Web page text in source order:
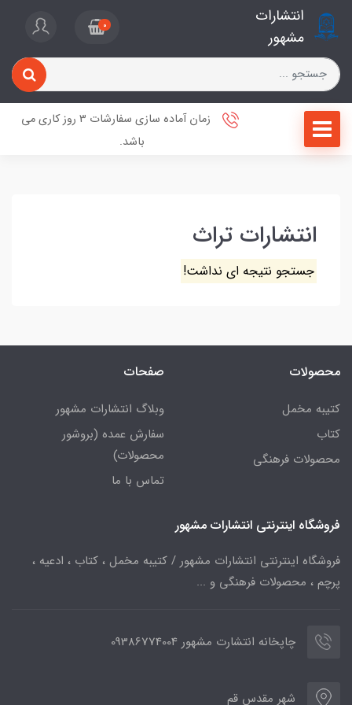
انتشارات
مشهور
0
زمان آماده سازی سفارشات 3 روز کاری می
باشد.
انتشارات تراث
جستجو نتیجه ای نداشت!
محصولات
کتیبه مخمل
کتاب
محصولات فرهنگی
صفحات
وبلاگ انتشارات مشهور
سفارش عمده (بروشور
محصولات)
تماس با ما
فروشگاه اینترنتی انتشارات مشهور
فروشگاه اینترنتی انتشارات مشهور / کتیبه مخمل ، کتاب ، ادعیه ،
پرچم ، محصولات فرهنگی و ...
چاپخانه انتشارت مشهور 09386774004
شهر مقدس قم